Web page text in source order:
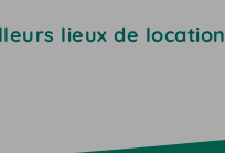
lieux de location